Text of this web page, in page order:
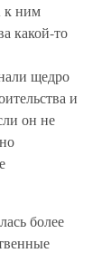
к ним
какой-то
щедро
и
он не
более